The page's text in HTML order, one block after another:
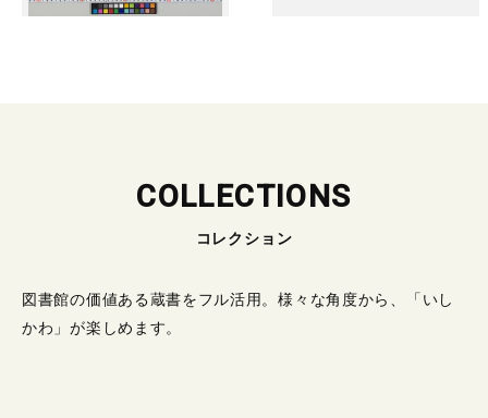
COLLECTIONS
コレクション
図書館の価値ある蔵書をフル活用。様々な角度から、「いし
かわ」が楽しめます。